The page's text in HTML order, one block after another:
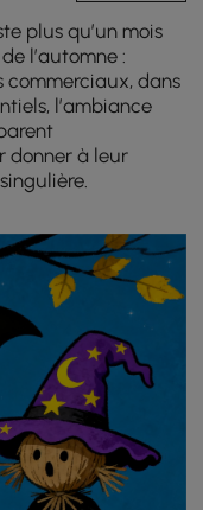
plus qu’un mois
l’automne :
commerciaux, dans
l’ambiance
donner à leur